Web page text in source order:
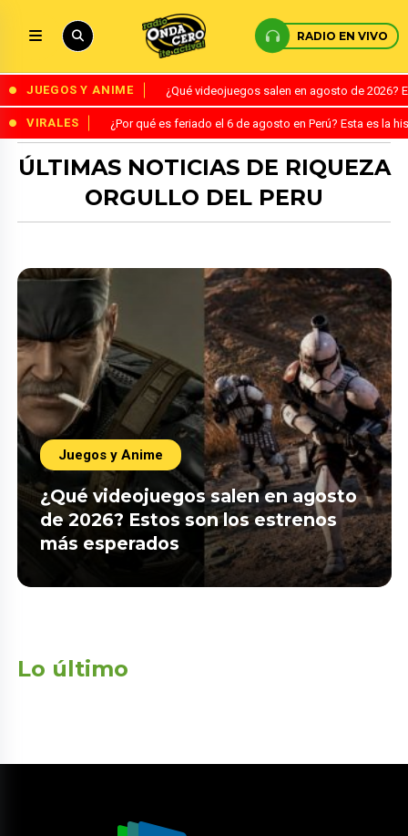
RADIO EN VIVO
JUEGOS Y ANIME ¿Qué videojuegos salen en agosto de
VIRALES ¿Por qué es feriado el 6 de agosto en Perú? Esta es la
ÚLTIMAS NOTICIAS DE RIQUEZA
ORGULLO DEL PERU
Juegos y Anime
¿Qué videojuegos salen en agosto
de 2026? Estos son los estrenos
más esperados
Lo último